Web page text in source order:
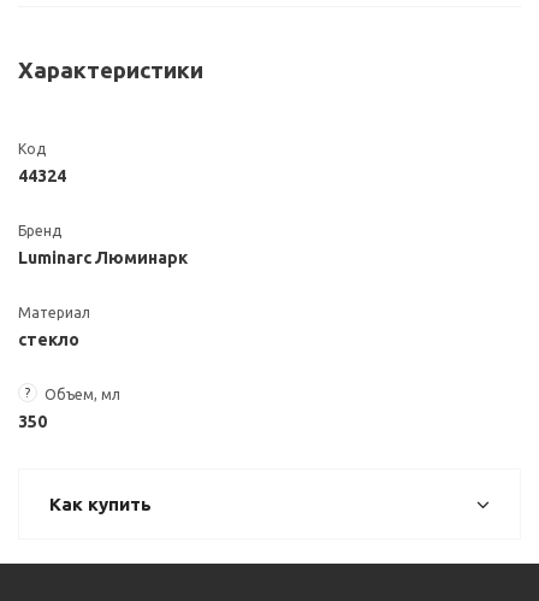
Характеристики
Код
44324
Бренд
Luminarc Люминарк
Материал
стекло
? Объем, мл
350
Как купить